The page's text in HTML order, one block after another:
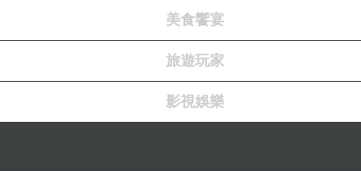
美食饗宴
旅遊玩家
影視娛樂